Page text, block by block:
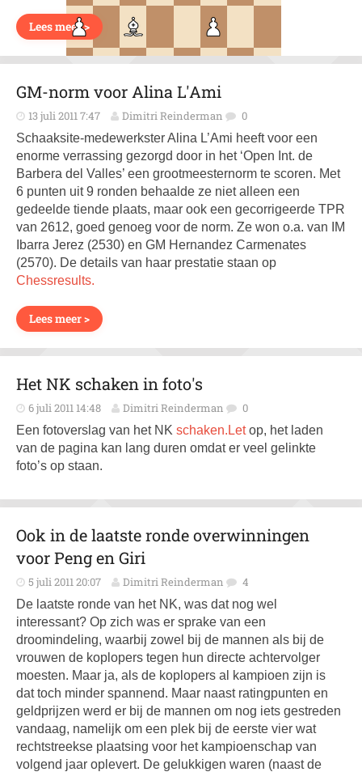
Lees meer >
GM-norm voor Alina L'Ami
13 juli 2011 7:47 Dimitri Reinderman 0
Schaaksite-medewerkster Alina L’Ami heeft voor een
enorme verrassing gezorgd door in het ‘Open Int. de
Barbera del Valles’ een grootmeesternorm te scoren. Met
6 punten uit 9 ronden behaalde ze niet alleen een
gedeelde tiende plaats, maar ook een gecorrigeerde TPR
van 2612, goed genoeg voor de norm. Ze won o.a. van IM
Ibarra Jerez (2530) en GM Hernandez Carmenates
(2570). De details van haar prestatie staan op
Chessresults.
Lees meer >
Het NK schaken in foto's
6 juli 2011 14:48 Dimitri Reinderman 0
Een fotoverslag van het NK schaken.Letop, het laden
van de pagina kan lang duren omdat er veel gelinkte
foto’s op staan.
Ook in de laatste ronde overwinningen
voor Peng en Giri
5 juli 2011 20:07 Dimitri Reinderman 4
De laatste ronde van het NK, was dat nog wel
interessant? Op zich was er sprake van een
droomindeling, waarbij zowel bij de mannen als bij de
vrouwen de koplopers tegen hun directe achtervolger
moesten. Maar ja, als de koplopers al kampioen zijn is
dat toch minder spannend. Maar naast ratingpunten en
geldprijzen werd er bij de mannen om nog iets gestreden
vandaag, namelijk om een plek bij de eerste vier wat
rechtstreekse plaatsing voor het kampioenschap van
volgend jaar oplevert. De gelukkigen waren (naast de